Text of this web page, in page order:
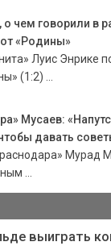
о чем говорили в
«Родины»
Луис Энрике
(1:2) ...
Мусаев:
давать
Мурад
...
выиграть